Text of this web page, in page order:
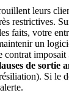
leurs
restrictives.
faits, votre
un
contrat
de sortie
Si le